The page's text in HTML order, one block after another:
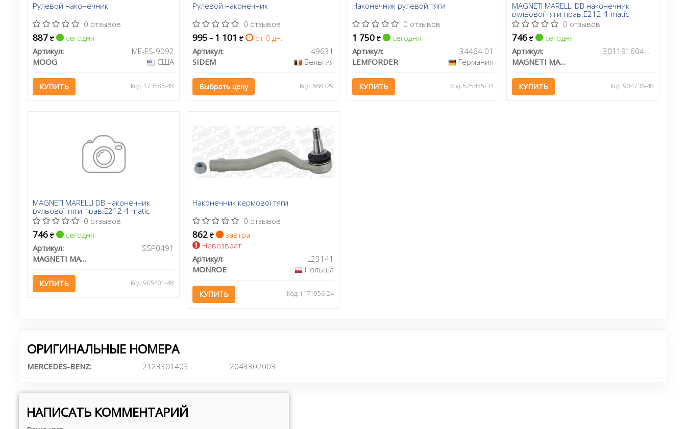
Рулевой наконечник
0 отзывов
887 ₴
сегодня
Артикул:
ME-ES-9092
MOOG
США
КУПИТЬ Код: 173585-48
Рулевой наконечник
0 отзывов
995 - 1 101 ₴
от 0 дн.
Артикул:
49631
SIDEM
Бельгия
Выбрать цену Код: 668329
Наконечник рулевой тяги
0 отзывов
1 750 ₴
сегодня
Артикул:
34464 01
LEMFORDER
Германия
КУПИТЬ Код: 525455-34
MAGNETI MARELLI DB наконечник
рульової тяги прав.E212 4-matic
0 отзывов
746₴
сегодня
Артикул:
301191604910
MAGNETI MARELLI
КУПИТЬ Код: 904736-48
MAGNETI MARELLI DB наконечник
рульової тяги прав.E212 4-matic
0 отзывов
746 ₴
сегодня
Артикул:
SSP0491
MAGNETI MARELLI
КУПИТЬ Код: 905401-48
Наконечник кермової тяги
0 отзывов
862 ₴
завтра
Невозврат
Артикул:
L23141
MONROE
Польша
КУПИТЬ Код: 1171956-24
ОРИГИНАЛЬНЫЕ НОМЕРА
MERCEDES-BENZ: 2123301403 2043302003
НАПИСАТЬ КОММЕНТАРИЙ